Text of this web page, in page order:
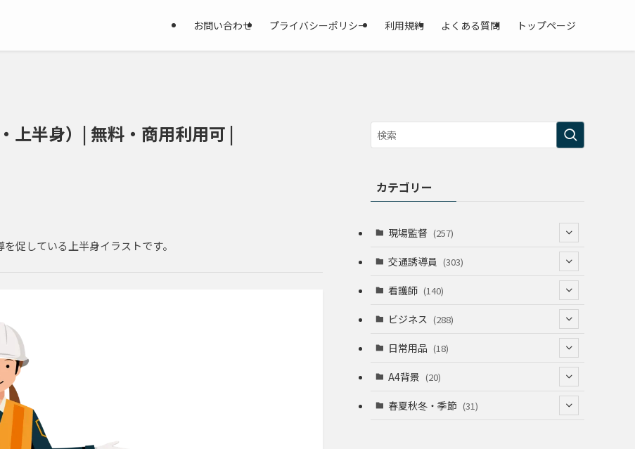
お問い合わせ プライバシーポリシー 利用規約 よくある質問 トップページ
上半身）| 無料・商用利用可 |
促している上半身イラストです。
カテゴリー
現場監督 (257)
(52)
(74)
(68)
交通誘導員 (303)
(64)
(53)
(55)
看護師 (140)
(53)
(36)
(22)
ビジネス (288)
(120)
(12)
(49)
(8)
日常用品 (18)
(13)
A4背景 (20)
(5)
春夏秋冬・季節 (31)